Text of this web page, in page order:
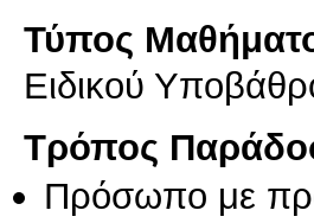
Τύπος
Ειδικού
Τρόπος
Πρόσωπο με